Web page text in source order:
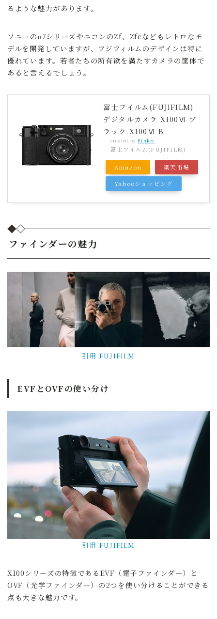
るような魅力があります。
ソニーのα7シリーズやニコンのZf、Zfcなどもレトロなモ
デルを開発していますが、フジフィルムのデザインは特に
優れています。若者たちの所有欲を満たすカメラの筐体で
あると言えるでしょう。
富士フイルム(FUJIFILM)
デジタルカメラ X100Ⅵ ブ
ラック X100Ⅵ-B
created byRinker
富士フイルム(FUJIFILM)
Amazon 楽天市場
Yahooショッピング
ファインダーの魅力
引用:FUJIFILM
EVFとOVFの使い分け
引用:FUJIFILM
X100シリーズの特徴であるEVF（電子ファインダー）と
OVF（光学ファインダー）の2つを使い分けることができる
点も大きな魅力です。